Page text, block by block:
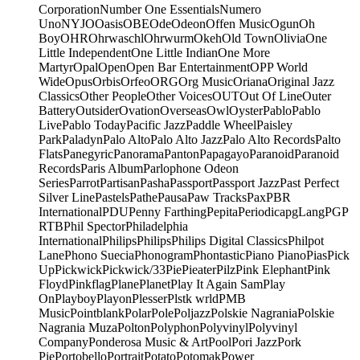
CorporationNumber One EssentialsNumero
UnoNYJOOasisOBEOdeOdeonOffen MusicOgunOh
BoyOHROhrwaschlOhrwurmOkehOld TownOliviaOne
Little IndependentOne Little IndianOne More
MartyrOpalOpenOpen Bar EntertainmentOPP World
WideOpusOrbisOrfeoORGOrg MusicOrianaOriginal Jazz
ClassicsOther PeopleOther VoicesOUTOut Of LineOuter
BatteryOutsiderOvationOverseasOwlOysterPabloPablo
LivePablo TodayPacific JazzPaddle WheelPaisley
ParkPaladynPalo AltoPalo Alto JazzPalo Alto RecordsPalto
FlatsPanegyricPanoramaPantonPapagayoParanoidParanoid
RecordsParis AlbumParlophone Odeon
SeriesParrotPartisanPashaPassportPassport JazzPast Perfect
Silver LinePastelsPathePausaPaw TracksPaxPBR
InternationalPDUPenny FarthingPepitaPeriodicapgLangPGP
RTBPhil SpectorPhiladelphia
InternationalPhilipsPhilipsPhilips Digital ClassicsPhilpot
LanePhono SueciaPhonogramPhontasticPiano PianoPiasPick
UpPickwickPickwick/33PiePieaterPilzPink ElephantPink
FloydPinkflagPlanePlanetPlay It Again SamPlay
OnPlayboyPlayonPlesserPlstk wrldPMB
MusicPointblankPolarPolePoljazzPolskie NagraniaPolskie
Nagrania MuzaPoltonPolyphonPolyvinylPolyvinyl
CompanyPonderosa Music & ArtPoolPori JazzPork
PiePortobelloPortraitPotatoPotomakPower